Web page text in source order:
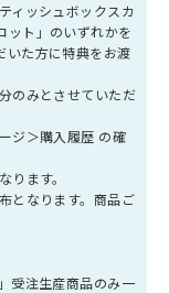
ィッシュボックスカ
ット」のいずれかを
いた方に特典をお渡
のみとさせていただ
ジ＞購入履歴 の確
ります。
となります。商品ご
受注生産商品のみ一